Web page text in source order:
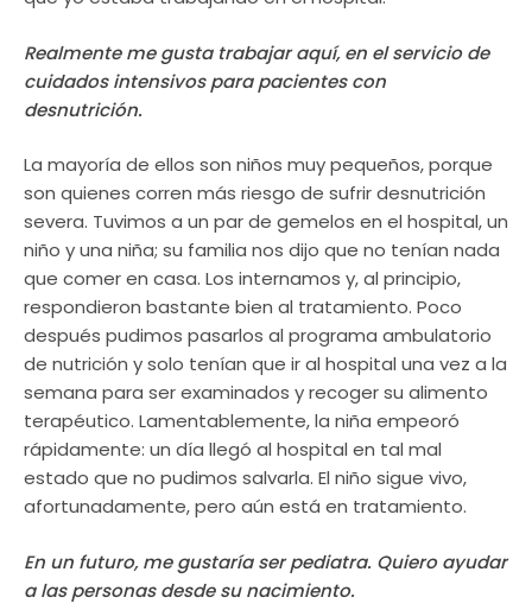
Realmente me gusta trabajar aquí, en el servicio de
cuidados intensivos para pacientes con
desnutrición.
La mayoría de ellos son niños muy pequeños, porque
son quienes corren más riesgo de sufrir desnutrición
severa. Tuvimos a un par de gemelos en el hospital, un
niño y una niña; su familia nos dijo que no tenían nada
que comer en casa. Los internamos y, al principio,
respondieron bastante bien al tratamiento. Poco
después pudimos pasarlos al programa ambulatorio
de nutrición y solo tenían que ir al hospital una vez a la
semana para ser examinados y recoger su alimento
terapéutico. Lamentablemente, la niña empeoró
rápidamente: un día llegó al hospital en tal mal
estado que no pudimos salvarla. El niño sigue vivo,
afortunadamente, pero aún está en tratamiento.
En un futuro, me gustaría ser pediatra. Quiero ayudar
a las personas desde su nacimiento.